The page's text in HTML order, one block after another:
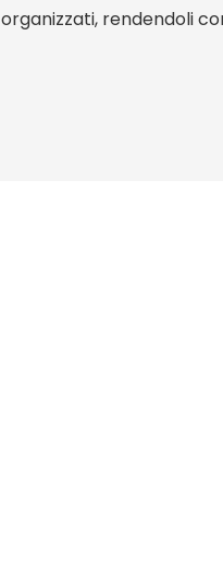
organizzati, rendendoli